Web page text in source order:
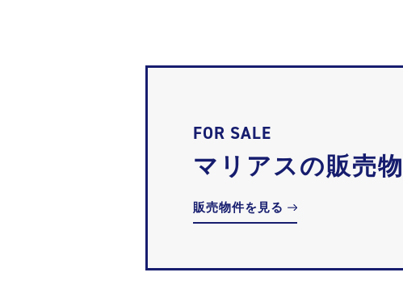
FOR SALE
マリアスの販売
販売物件を見る